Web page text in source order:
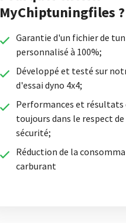
MyChiptuningfiles ?
Garantie d'un fichier de
personnalisé à 100%;
Développé et testé sur
d'essai dyno 4x4;
Performances et résultats
toujours dans le respect
sécurité;
Réduction de la
carburant